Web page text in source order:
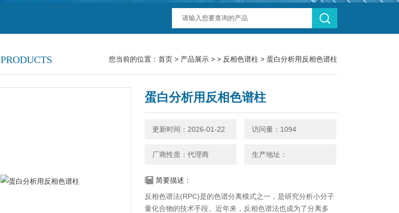
PRODUCTS 您当前的位置： 首页 > 产品展示 > > 反相色谱柱 > 蛋白分析用反相色谱柱
蛋白分析用反相色谱柱
更新时间：2026-01-22 访问量：1094
厂商性质：代理商 生产地址：
简要描述：
反相色谱法(RPC)是的色谱分离模式之一，是研究分析小分子
量化合物的技术手段。近年来，反相色谱法也成为了分离多